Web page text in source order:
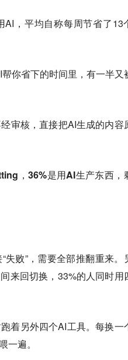
AI，平均自称每周节省了13
你省下的时间里，有一半又
审核，直接把AI生成的内容
，36%是用AI生产东西，
败”，需要全部推翻重来。
来回切换，33%的人同时用
着另外四个AI工具。每换一
遍。